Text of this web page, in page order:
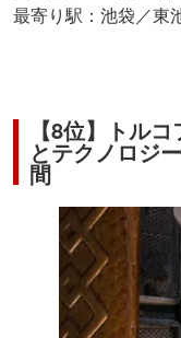
最寄り駅：池袋／東
【8位】トル
とテクノロジ
間